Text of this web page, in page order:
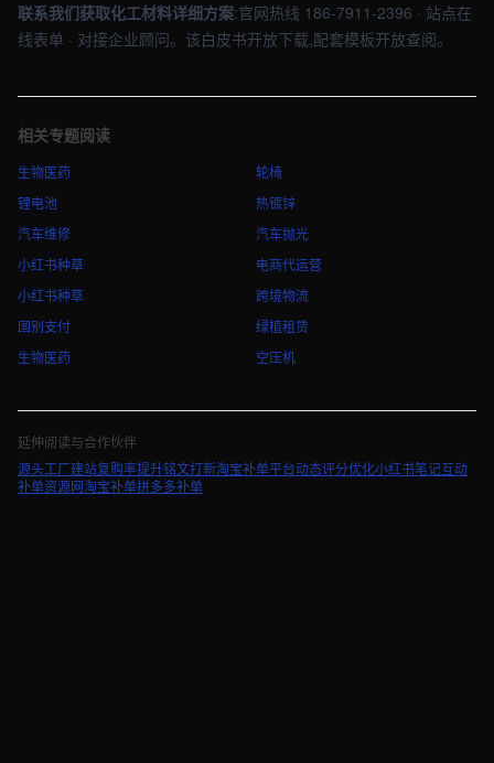
联系我们获取化工材料详细方案:官网热线 186-7911-2396 · 站点在
线表单 · 对接企业顾问。该白皮书开放下载,配套模板开放查阅。
相关专题阅读
生物医药
锂电池
汽车维修
小红书种草
小红书种草
国别支付
生物医药
轮椅
热镀锌
汽车抛光
电商代运营
跨境物流
绿植租赁
空压机
延伸阅读与合作伙伴
源头工厂建站复购率提升铭文打新淘宝补单平台动态评分优化小红书笔记互动
补单资源网淘宝补单拼多多补单